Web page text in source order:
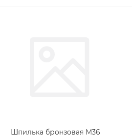
Шпилька бронзовая М36